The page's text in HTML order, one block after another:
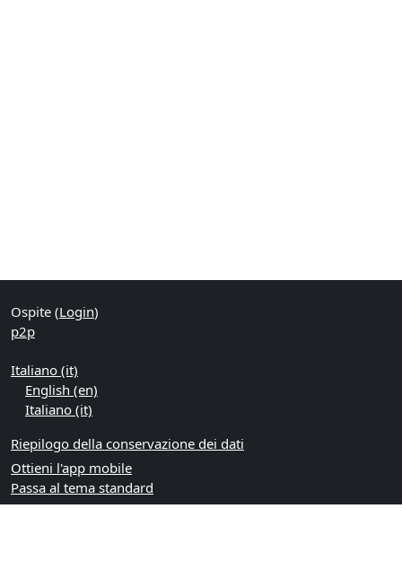
Ospite (Login)
p2p
Italiano ‎(it)‎
English ‎(en)‎
Italiano ‎(it)‎
Riepilogo della conservazione dei dati
Ottieni l'app mobile
Passa al tema standard